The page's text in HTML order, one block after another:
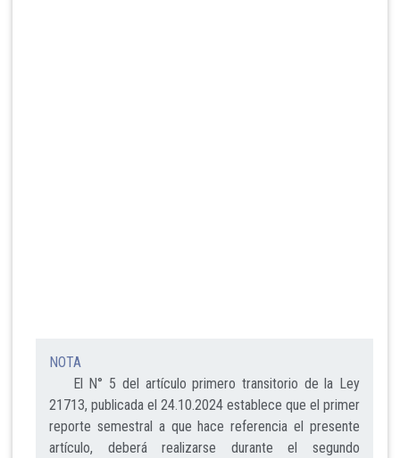
NOTA
El N° 5 del artículo primero transitorio de la Ley
21713, publicada el 24.10.2024 establece que el primer
reporte semestral a que hace referencia el presente
artículo, deberá realizarse durante el segundo